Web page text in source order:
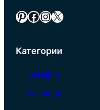
Pinterest Facebook InstagramX
Категории
Загадки
Столици